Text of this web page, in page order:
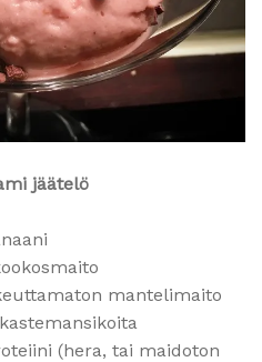
jäätelö
mantelimaito
(hera, tai maidoton